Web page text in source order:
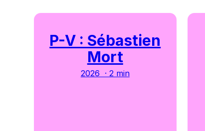
P-V : Sébastien
Mort
2026 · 2 min